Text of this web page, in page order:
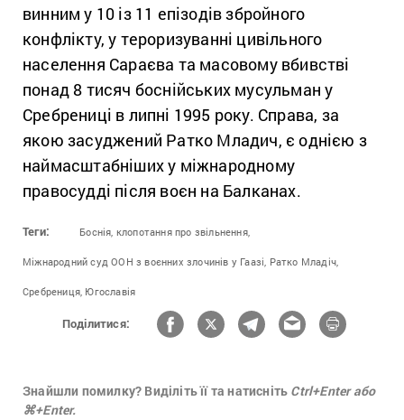
винним у 10 із 11 епізодів збройного
конфлікту, у тероризуванні цивільного
населення Сараєва та масовому вбивстві
понад 8 тисяч боснійських мусульман у
Сребрениці в липні 1995 року. Справа, за
якою засуджений Ратко Младич, є однією з
наймасштабніших у міжнародному
правосудді після воєн на Балканах.
Теги: Боснія, клопотання про звільнення,
Міжнародний суд ООН з воєнних злочинів у Гаазі, Ратко Младіч,
Сребрениця, Югославія
Поділитися:
Знайшли помилку? Виділіть її та натисніть Ctrl+Enter або
⌘+Enter.